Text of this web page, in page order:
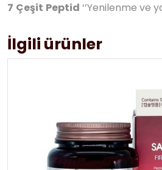
7 Çeşit Peptid ‘’Yenilenme ve
İlgili ürünler